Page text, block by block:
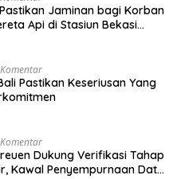
Jaminan bagi Korban
Api di Stasiun Bekasi
Pastikan Keseriusan Yang
Dukung Verifikasi Tahap
Kawal Penyempurnaan Data